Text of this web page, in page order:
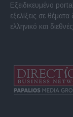
Εξειδικευμένο
εξελίξεις σε
ελληνικό και